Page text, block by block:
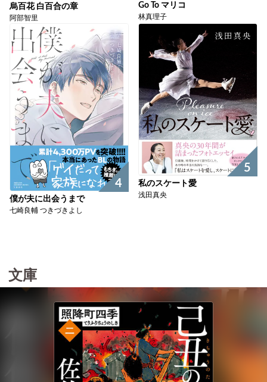
烏百花 白百合の章
阿部智里
Go To マリコ
林真理子
4
僕が夫に出会うまで
七崎良輔 つきづきよし
5
私のスケート愛
浅田真央
文庫